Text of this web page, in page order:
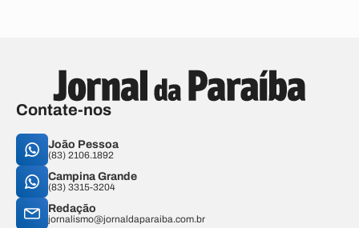
Contate-nos
João Pessoa
(83) 2106.1892
Campina Grande
(83) 3315-3204
Redação
jornalismo@jornaldaparaiba.com.br